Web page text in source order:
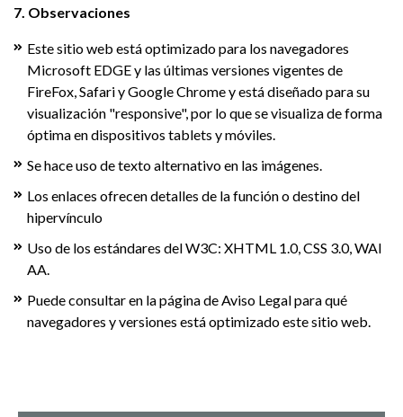
7. Observaciones
Este sitio web está optimizado para los navegadores
Microsoft EDGE y las últimas versiones vigentes de
FireFox, Safari y Google Chrome y está diseñado para su
visualización "responsive", por lo que se visualiza de forma
óptima en dispositivos tablets y móviles.
Se hace uso de texto alternativo en las imágenes.
Los enlaces ofrecen detalles de la función o destino del
hipervínculo
Uso de los estándares del W3C: XHTML 1.0, CSS 3.0, WAI
AA.
Puede consultar en la página de Aviso Legal para qué
navegadores y versiones está optimizado este sitio web.